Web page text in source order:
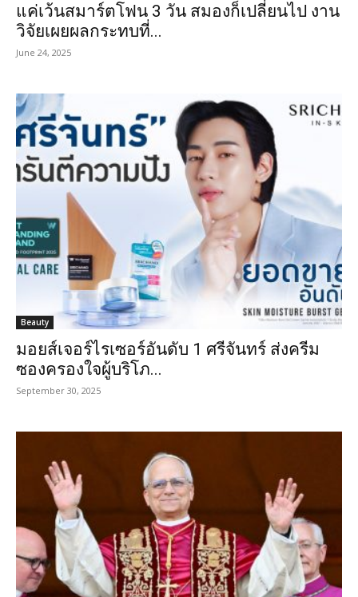
แค่เว้นสมาร์ตโฟน 3 วัน สมองก็เปลี่ยนไป งาน
วิจัยเผยผลกระทบที่...
June 24, 2025
Beauty
มอยส์เจอร์ไรเซอร์อันดับ 1 ศรีจันทร์ ส่งครีม
ซองครองใจผู้บริโภ...
September 30, 2025